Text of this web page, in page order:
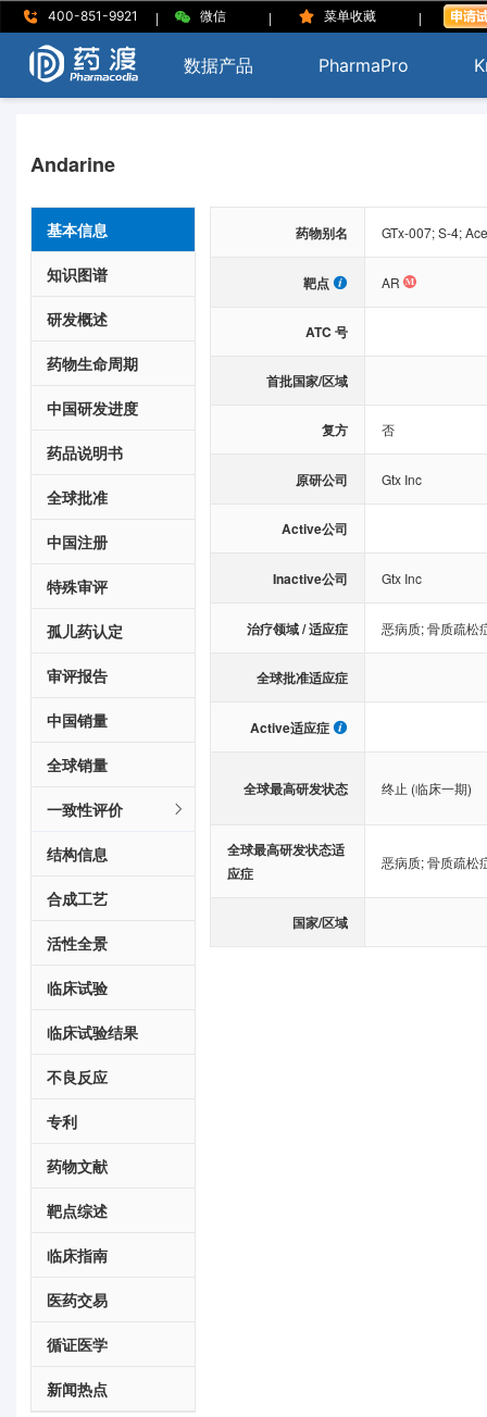
400-851-9921 | 微信 | 菜单收藏 |
数据产品 PharmaPro
Andarine
基本信息
知识图谱
研发概述
药物生命周期
中国研发进度
药品说明书
全球批准
中国注册
特殊审评
孤儿药认定
审评报告
中国销量
全球销量
一致性评价
结构信息
合成工艺
活性全景
临床试验
临床试验结果
不良反应
专利
药物文献
靶点综述
临床指南
医药交易
循证医学
新闻热点
药物别名 GTx-007; S-4;
靶点 AR
ATC 号
首批国家/区域
复方 否
原研公司 Gtx Inc
Active公司
Inactive公司 Gtx Inc
治疗领域 / 适应症 恶病质;骨质疏松
全球批准适应症
Active适应症
全球最高研发状态 终止 (临床一期)
全球最高研发状态适
应症
恶病质;骨质疏松
国家/区域